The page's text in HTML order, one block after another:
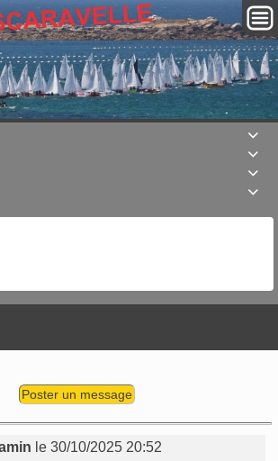




Poster un message
le 30/10/2025 20:52